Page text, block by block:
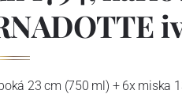
23 cm (750 ml) + 6x miska